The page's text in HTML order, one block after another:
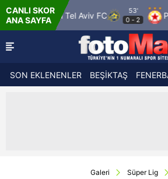
CANLI SKOR
ANA SAYFA
FC
53'
0-2 PFC CSKA Sofia FK
SON EKLENENLER BEŞİKTAŞ
Galeri
Süper Lig